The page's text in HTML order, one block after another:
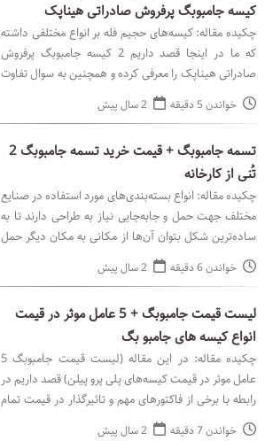
کیسه جامبوبگ پرفروش صادراتی هیناپک
چکیده مقاله: کیسه‌های حجیم فله بر انواع مختلفی داشته
که ما در اینجا قصد داریم 2 کیسه جامبوبگ پرفروش
صادراتی هیناپک را معرفی کرده و همچنین به سوال تفاوت
جامبوبگ ولودار با پالت بگ چیست؟ را پاسخ دهیم. جا
خواندن 5 دقیقه 2 سال پیش
تسمه جامبوبگ + قیمت خرید تسمه جامبوبگ 2
تُنی از کارخانه
چکیده مقاله: انواع بسته‌بندی‌های مورد استفاده در صنایع
مختلف جهت حمل و جابه‌جایی نیاز به طراحی دارند تا به
ساده‌ترین شکل بتوان آن‌ها از مکانی به مکان دیگر حمل
کرد. در کیسه جامبوبگ‌ها به دلیل نوع طراحی
خواندن 6 دقیقه 2 سال پیش
لیست قیمت جامبوبگ + 5 عامل موثر در قیمت
انواع کیسه های جامبو بگ
چکیده مقاله: در این مقاله (لیست قیمت جامبوبگ 5
عامل موثر در قیمت کیسه‌های پلی پرو پیلن) قصد داریم در
رابطه با برخی از فاکتورهای مهم و تاثیرگذار در قیمت تمام
شده‌ی کیسه جامبوبگ برای مشتری صحبت کنیم.
خواندن 7 دقیقه 2 سال پیش